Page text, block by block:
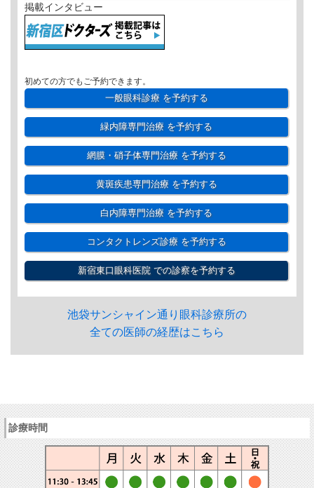
掲載インタビュー
初めての方でもご予約できます。
一般眼科診療を予約する
緑内障専門治療 を予約する
網膜・硝子体専門治療を予約する
黄斑疾患専門治療を予約する
白内障専門治療 を予約する
コンタクトレンズ診療を予約する
新宿東口眼科医院での診察を予約する
池袋サンシャイン通り眼科診療所の
全ての医師の経歴はこちら
診療時間